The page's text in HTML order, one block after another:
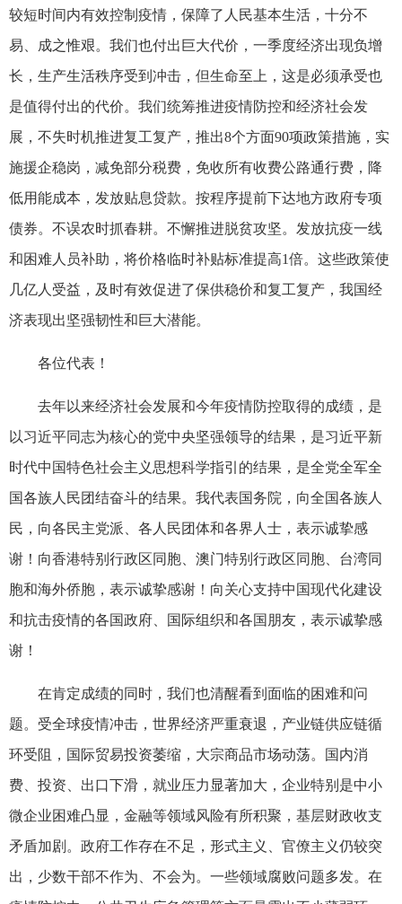
较短时间内有效控制疫情，保障了人民基本生活，十分不
易、成之惟艰。我们也付出巨大代价，一季度经济出现负增
长，生产生活秩序受到冲击，但生命至上，这是必须承受也
是值得付出的代价。我们统筹推进疫情防控和经济社会发
展，不失时机推进复工复产，推出8个方面90项政策措施，实
施援企稳岗，减免部分税费，免收所有收费公路通行费，降
低用能成本，发放贴息贷款。按程序提前下达地方政府专项
债券。不误农时抓春耕。不懈推进脱贫攻坚。发放抗疫一线
和困难人员补助，将价格临时补贴标准提高1倍。这些政策使
几亿人受益，及时有效促进了保供稳价和复工复产，我国经
济表现出坚强韧性和巨大潜能。
各位代表！
去年以来经济社会发展和今年疫情防控取得的成绩，是
以习近平同志为核心的党中央坚强领导的结果，是习近平新
时代中国特色社会主义思想科学指引的结果，是全党全军全
国各族人民团结奋斗的结果。我代表国务院，向全国各族人
民，向各民主党派、各人民团体和各界人士，表示诚挚感
谢！向香港特别行政区同胞、澳门特别行政区同胞、台湾同
胞和海外侨胞，表示诚挚感谢！向关心支持中国现代化建设
和抗击疫情的各国政府、国际组织和各国朋友，表示诚挚感
谢！
在肯定成绩的同时，我们也清醒看到面临的困难和问
题。受全球疫情冲击，世界经济严重衰退，产业链供应链循
环受阻，国际贸易投资萎缩，大宗商品市场动荡。国内消
费、投资、出口下滑，就业压力显著加大，企业特别是中小
微企业困难凸显，金融等领域风险有所积聚，基层财政收支
矛盾加剧。政府工作存在不足，形式主义、官僚主义仍较突
出，少数干部不作为、不会为。一些领域腐败问题多发。在